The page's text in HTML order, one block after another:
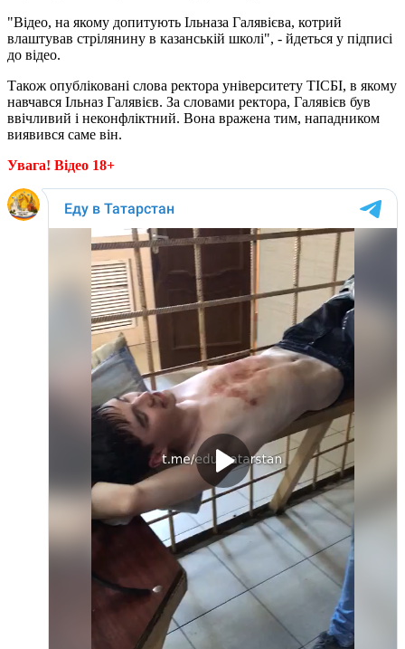
"Відео, на якому допитують Ільназа Галявієва, котрий
влаштував стрілянину в казанській школі", - йдеться у підписі
до відео.
Також опубліковані слова ректора університету ТІСБІ, в якому
навчався Ільназ Галявієв. За словами ректора, Галявієв був
ввічливий і неконфліктний. Вона вражена тим, нападником
виявився саме він.
Увага! Відео 18+